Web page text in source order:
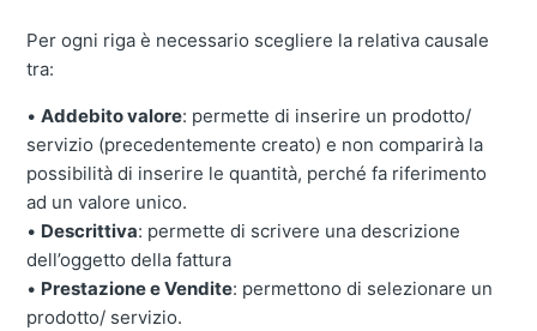
Per ogni riga è necessario scegliere la relativa causale
tra:
•Addebito valore: permette di inserire un prodotto/
servizio (precedentemente creato) e non comparirà la
possibilità di inserire le quantità, perché fa riferimento
ad un valore unico.
• Descrittiva: permette di scrivere una descrizione
dell’oggetto della fattura
• Prestazione e Vendite: permettono di selezionare un
prodotto/ servizio.